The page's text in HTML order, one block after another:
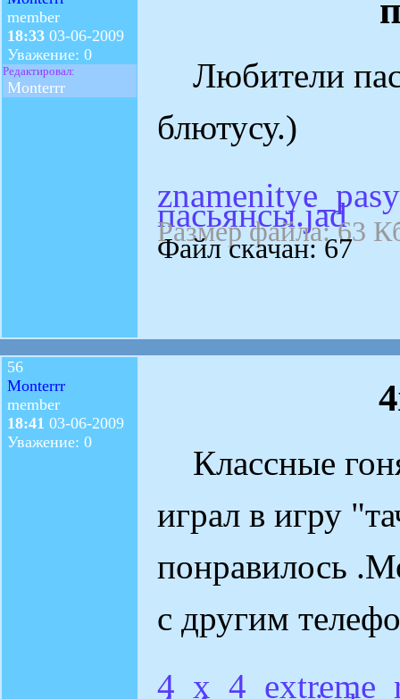
member
18:33 03-06-2009
Уважение: 0
Редактировал:
Monterrr
Любители
блютусу.)
пасьянсы.jad
Размер файла: 63
Файл скачан: 67
56
Monterrr
member
18:41 03-06-2009
Уважение: 0
Классные
играл в игру
понравилось
с другим